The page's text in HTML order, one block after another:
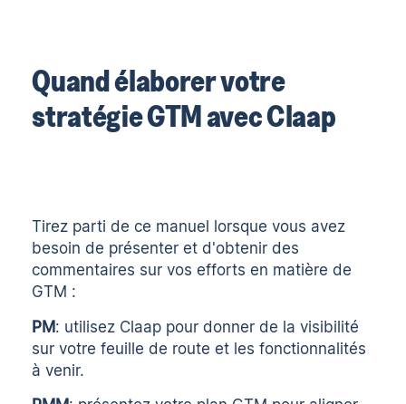
Quand élaborer votre
stratégie GTM avec Claap
Tirez parti de ce manuel lorsque vous avez
besoin de présenter et d'obtenir des
commentaires sur vos efforts en matière de
GTM :
PM: utilisez Claap pour donner de la visibilité
sur votre feuille de route et les fonctionnalités
à venir.